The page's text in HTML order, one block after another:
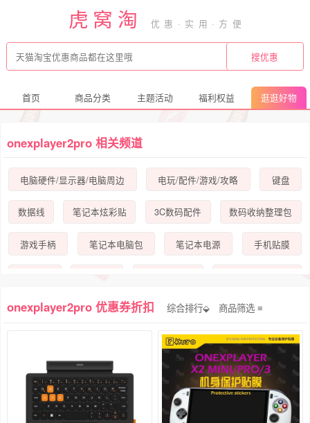
虎窝淘
首页 商品分类 主题活动 福利权益 逛逛好物
onexplayer2pro 相关频道
电脑硬件/显示器/电脑周边 电玩/配件/游戏/攻略 键盘
数据线 笔记本炫彩贴 3C数码配件 数码收纳整理包
游戏手柄 笔记本电脑包 笔记本电源 手机贴膜
onexplayer2pro 优惠券折扣 综合排行⬙ 商品筛选